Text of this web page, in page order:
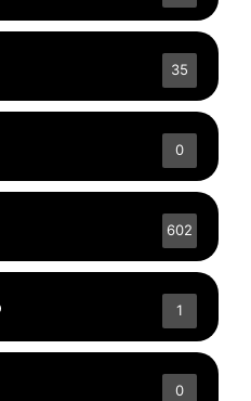
35
0
602
1
0